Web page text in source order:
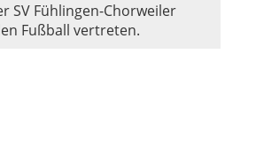
SV Fühlingen-Chorweiler
Fußball vertreten.